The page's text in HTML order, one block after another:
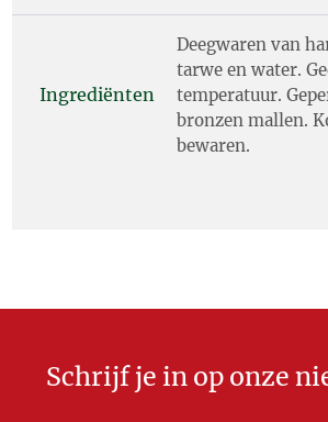
Ingrediënten
Deegwaren van
tarwe en water.
temperatuur.
bronzen mallen.
bewaren.
Schrijf je in op onze